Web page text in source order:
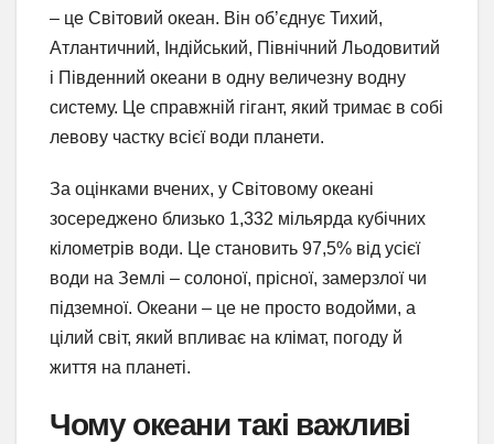
– це Світовий океан. Він об’єднує Тихий,
Атлантичний, Індійський, Північний Льодовитий
і Південний океани в одну величезну водну
систему. Це справжній гігант, який тримає в собі
левову частку всієї води планети.
За оцінками вчених, у Світовому океані
зосереджено близько 1,332 мільярда кубічних
кілометрів води. Це становить 97,5% від усієї
води на Землі – солоної, прісної, замерзлої чи
підземної. Океани – це не просто водойми, а
цілий світ, який впливає на клімат, погоду й
життя на планеті.
Чому океани такі важливі